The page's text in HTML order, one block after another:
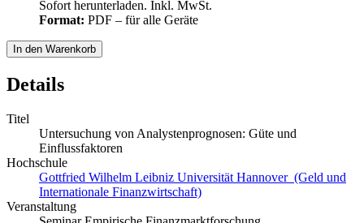
Sofort herunterladen. Inkl. MwSt.
Format: PDF – für alle Geräte
In den Warenkorb
Details
Titel
Untersuchung von Analystenprognosen: Güte und
Einflussfaktoren
Hochschule
Gottfried Wilhelm Leibniz Universität Hannover (Geld und
Internationale Finanzwirtschaft)
Veranstaltung